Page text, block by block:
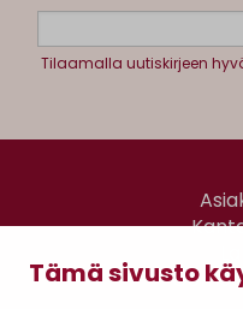
Tämä sivusto
Tilaamalla uutiskirjeen